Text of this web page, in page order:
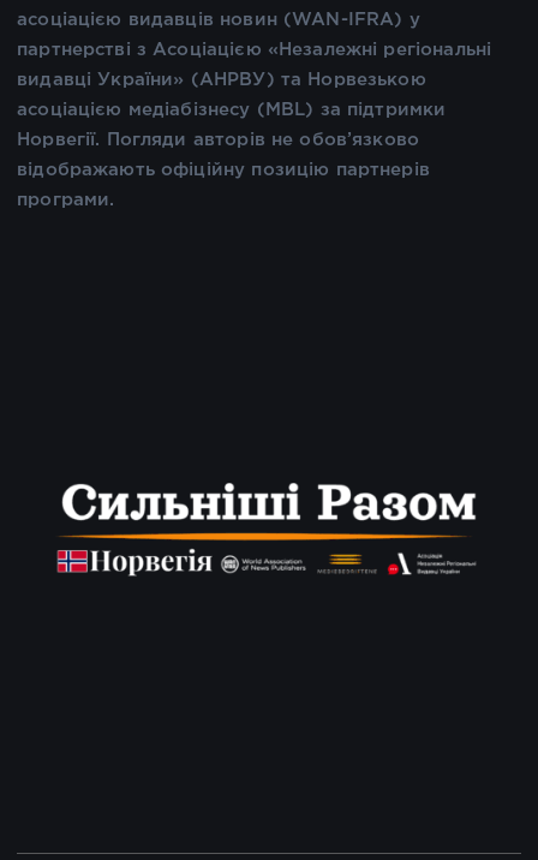
асоціацією видавців новин (WAN-IFRA) у
партнерстві з Асоціацією «Незалежні регіональні
видавці України» (АНРВУ) та Норвезькою
асоціацією медіабізнесу (MBL) за підтримки
Норвегії. Погляди авторів не обов’язково
відображають офіційну позицію партнерів
програми.